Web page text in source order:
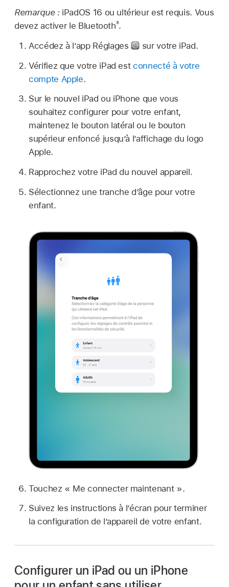
Remarque : iPadOS 16 ou ultérieur est requis. Vous
devez activer le Bluetooth®.
Accédez à l’app Réglages
sur votre iPad.
Vérifiez que votre iPad estconnecté à votre
compte Apple.
Sur le nouvel iPad ou iPhone que vous
souhaitez configurer pour votre enfant,
maintenez le bouton latéral ou le bouton
supérieur enfoncé jusqu’à l’affichage du logo
Apple.
Rapprochez votre iPad du nouvel appareil.
Sélectionnez une tranche d’âge pour votre
enfant.
Touchez « Me connecter maintenant ».
Suivez les instructions à l’écran pour terminer
la configuration de l’appareil de votre enfant.
Configurer un iPad ou un iPhone